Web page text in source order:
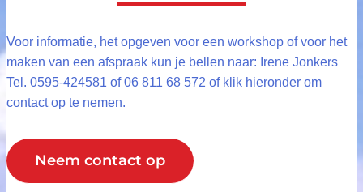
Voor informatie, het opgeven voor een workshop of voor het
maken van een afspraak kun je bellen naar: Irene Jonkers
Tel. 0595-424581 of 06 811 68 572 of klik hieronder om
contact op te nemen.
Neem contact op